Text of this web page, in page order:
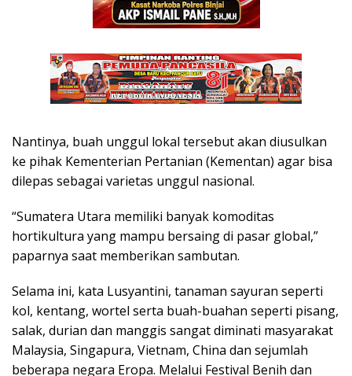
Nantinya, buah unggul lokal tersebut akan diusulkan
ke pihak Kementerian Pertanian (Kementan) agar bisa
dilepas sebagai varietas unggul nasional.
“Sumatera Utara memiliki banyak komoditas
hortikultura yang mampu bersaing di pasar global,”
paparnya saat memberikan sambutan.
Selama ini, kata Lusyantini, tanaman sayuran seperti
kol, kentang, wortel serta buah-buahan seperti pisang,
salak, durian dan manggis sangat diminati masyarakat
Malaysia, Singapura, Vietnam, China dan sejumlah
beberapa negara Eropa. Melalui Festival Benih dan